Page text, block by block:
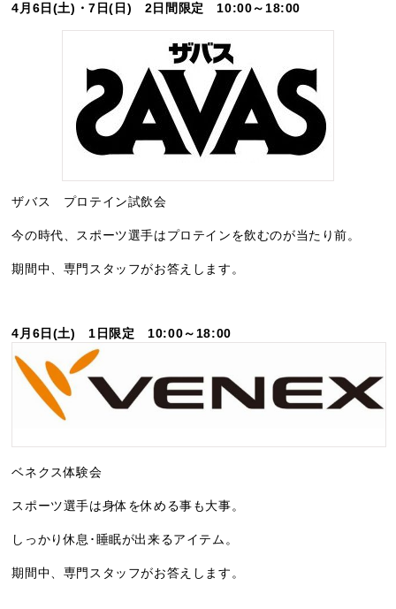
4月6日(土)・7日(日) 2日間限定 10:00～18:00
ザバス プロテイン試飲会
今の時代、スポーツ選手はプロテインを飲むのが当たり前。
期間中、専門スタッフがお答えします。
4月6日(土) 1日限定 10:00～18:00
ベネクス体験会
スポーツ選手は身体を休める事も大事。
しっかり休息･睡眠が出来るアイテム。
期間中、専門スタッフがお答えします。